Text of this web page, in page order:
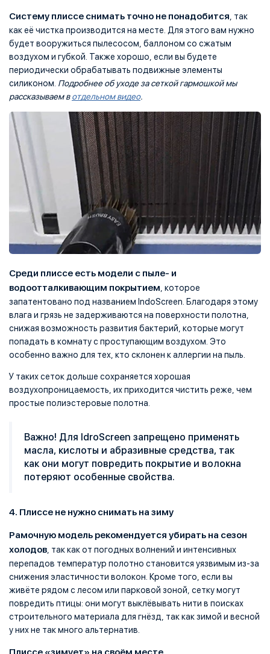
Систему плиссе снимать точно не понадобится, так
как её чистка производится на месте. Для этого вам нужно
будет вооружиться пылесосом, баллоном со сжатым
воздухом и губкой. Также хорошо, если вы будете
периодически обрабатывать подвижные элементы
силиконом. Подробнее об уходе за сеткой гармошкой мы
рассказываем вотдельном видео.
Среди плиссе есть модели с пыле- и
водоотталкивающим покрытием , которое
запатентовано под названием IndoScreen. Благодаря этому
влага и грязь не задерживаются на поверхности полотна,
снижая возможность развития бактерий, которые могут
попадать в комнату с проступающим воздухом. Это
особенно важно для тех, кто склонен к аллергии на пыль.
У таких сеток дольше сохраняется хорошая
воздухопроницаемость, их приходится чистить реже, чем
простые полиэстеровые полотна.
Важно! Для IdroScreen запрещено применять
масла, кислоты и абразивные средства, так
как они могут повредить покрытие и волокна
потеряют особенные свойства.
4. Плиссе не нужно снимать на зиму
Рамочную модель рекомендуется убирать на сезон
холодов , так как от погодных волнений и интенсивных
перепадов температур полотно становится уязвимым из-за
снижения эластичности волокон. Кроме того, если вы
живёте рядом с лесом или парковой зоной, сетку могут
повредить птицы: они могут выклёвывать нити в поисках
строительного материала для гнёзд, так как зимой и весной
у них не так много альтернатив.